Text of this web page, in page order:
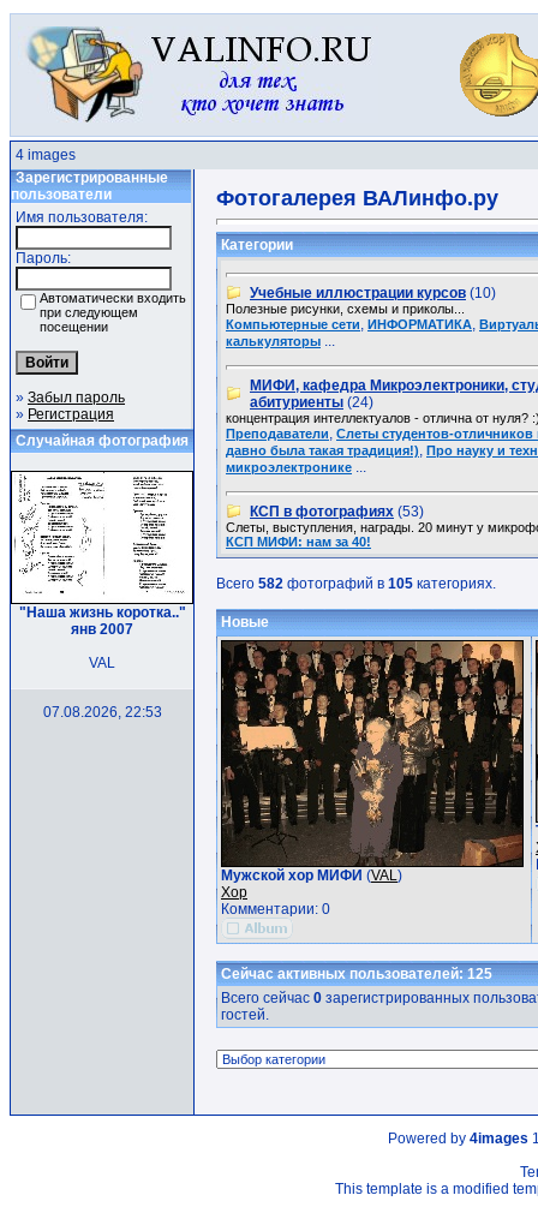
4 images
Зарегистрированные
пользователи
Имя пользователя:
Пароль:
Автоматически входить
при следующем
посещении
» Забыл пароль
» Регистрация
Случайная фотография
"Наша жизнь коротка.."
янв 2007
VAL
07.08.2026, 22:53
Фотогалерея ВАЛинфо.ру
Категории
Учебные иллюстрации курсов (10)
Полезные рисунки, схемы и приколы...
Компьютерные сети, ИНФОРМАТИКА,
калькуляторы ...
МИФИ, кафедра Микроэлектроники,
абитуриенты (24)
концентрация интеллектуалов - отлична от нуля?
Преподаватели, Слеты студентов-
давно была такая традиция!), Про науку и
микроэлектронике ...
КСП в фотографиях (53)
Слеты, выступления, награды. 20 минут у
КСП МИФИ: нам за 40!
Всего 582 фотографий в 105 категориях.
Новые
Мужской хор МИФИ (VAL)
Хор
Комментарии: 0
Сейчас активных пользователей: 125
Всего сейчас 0 зарегистрированных
гостей.
Powered by 4images
This template is a modified